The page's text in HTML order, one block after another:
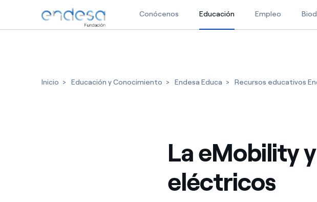
Conócenos Educación Selected item
Empleo
Inicio Educación y Conocimiento Endesa Educa Recursos educativos
La eMobility
eléctricos